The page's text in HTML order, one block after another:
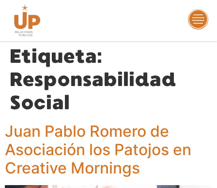
Etiqueta:
Responsabilidad
Social
Juan Pablo Romero de
Asociación los Patojos en
Creative Mornings